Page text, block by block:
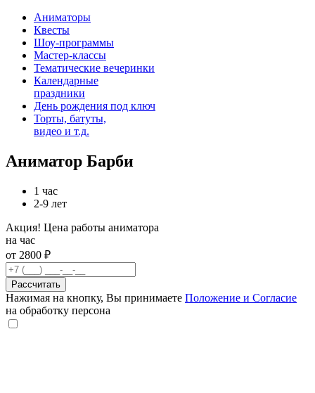
Аниматоры
Квесты
Шоу-программы
Мастер-классы
Тематические вечеринки
Календарные
праздники
День рождения под ключ
Торты, батуты,
видео и т.д.
Аниматор Барби
1 час
2-9 лет
Акция! Цена работы аниматора
на час
от 2800 ₽
Рассчитать
Нажимая на кнопку, Вы принимаете Положение и Согласие
на обработку персона